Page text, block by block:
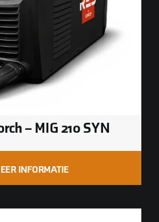
– MIG 210 SYN
INFORMATIE